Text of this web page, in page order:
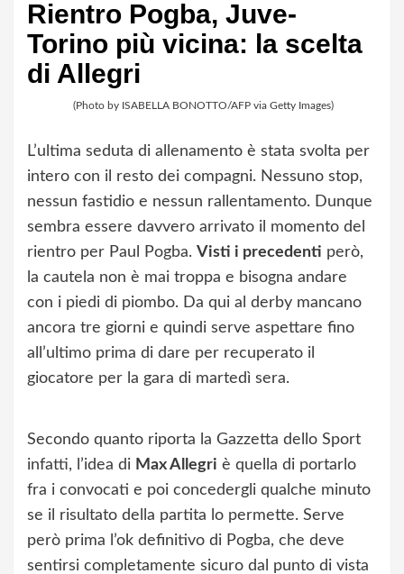
Rientro Pogba, Juve-
Torino più vicina: la scelta
di Allegri
(Photo by ISABELLA BONOTTO/AFP via Getty Images)
L’ultima seduta di allenamento è stata svolta per
intero con il resto dei compagni. Nessuno stop,
nessun fastidio e nessun rallentamento. Dunque
sembra essere davvero arrivato il momento del
rientro per Paul Pogba. Visti i precedenti però,
la cautela non è mai troppa e bisogna andare
con i piedi di piombo. Da qui al derby mancano
ancora tre giorni e quindi serve aspettare fino
all’ultimo prima di dare per recuperato il
giocatore per la gara di martedì sera.
Secondo quanto riporta la Gazzetta dello Sport
infatti, l’idea di Max Allegri è quella di portarlo
fra i convocati e poi concedergli qualche minuto
se il risultato della partita lo permette. Serve
però prima l’ok definitivo di Pogba, che deve
sentirsi completamente sicuro dal punto di vista